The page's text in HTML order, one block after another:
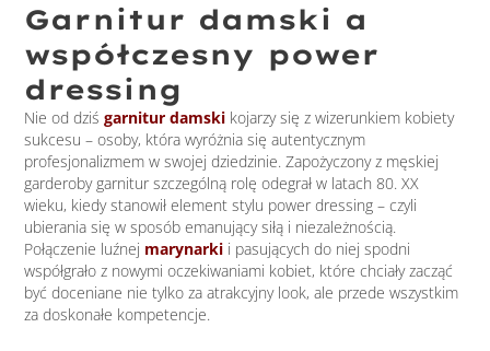
Garnitur damski a
współczesny power
dressing
Nie od dziś garnitur damski kojarzy się z wizerunkiem kobiety
sukcesu – osoby, która wyróżnia się autentycznym
profesjonalizmem w swojej dziedzinie. Zapożyczony z męskiej
garderoby garnitur szczególną rolę odegrał w latach 80. XX
wieku, kiedy stanowił element stylu power dressing – czyli
ubierania się w sposób emanujący siłą i niezależnością.
Połączenie luźnej marynarki i pasujących do niej spodni
współgrało z nowymi oczekiwaniami kobiet, które chciały zacząć
być doceniane nie tylko za atrakcyjny look, ale przede wszystkim
za doskonałe kompetencje.